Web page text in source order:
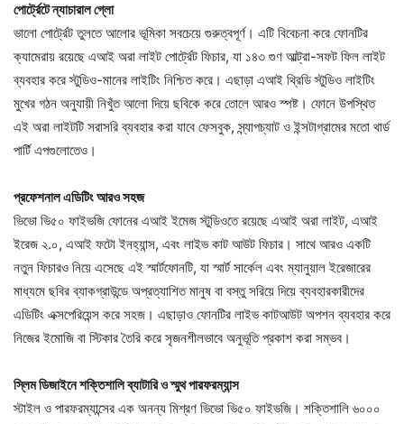
পোর্ট্রেটে ন্যাচারাল গ্লো
ভালো পোর্ট্রেট তুলতে আলোর ভূমিকা সবচেয়ে গুরুত্বপূর্ণ। এটি বিবেচনা করে ফোনটির
ক্যামেরায় রয়েছে এআই অরা লাইট পোর্ট্রেট ফিচার, যা ১৪৩ গুণ আল্ট্রা-সফট ফিল লাইট
ব্যবহার করে স্টুডিও-মানের লাইটিং নিশ্চিত করে। এছাড়া এআই থ্রিডি স্টুডিও লাইটিং
মুখের গঠন অনুযায়ী নিখুঁত আলো দিয়ে ছবিকে করে তোলে আরও স্পষ্ট। ফোনে উপস্থিত
এই অরা লাইটটি সরাসরি ব্যবহার করা যাবে ফেসবুক, স্ন্যাপচ্যাট ও ইন্সটাগ্রামের মতো থার্ড
পার্টি এপগুলোতেও।
প্রফেশনাল এডিটিং আরও সহজ
ভিভো ভি৫০ ফাইভজি ফোনের এআই ইমেজ স্টুডিওতে রয়েছে এআই অরা লাইট, এআই
ইরেজ ২.০, এআই ফটো ইনহ্যান্স, এবং লাইভ কাট আউট ফিচার। সাথে আরও একটি
নতুন ফিচারও নিয়ে এসেছে এই স্মার্টফোনটি, যা স্মার্ট সার্কেল এবং ম্যানুয়াল ইরেজারের
মাধ্যমে ছবির ব্যাকগ্রাউন্ডে অপ্রত্যাশিত মানুষ বা বস্তু সরিয়ে দিয়ে ব্যবহারকারীদের
এডিটিং এক্সপেরিয়েন্স করে সহজ। এছাড়াও ফোনটির লাইভ কাটআউট অপশন ব্যবহার করে
নিজের ইমোজি বা স্টিকার তৈরি করে সৃজনশীলভাবে অনুভূতি প্রকাশ করা সম্ভব।
স্লিম ডিজাইনে শক্তিশালি ব্যাটারি ও স্মুথ পারফরম্যান্স
স্টাইল ও পারফরম্যান্সের এক অনন্য মিশ্রণ ভিভো ভি৫০ ফাইভজি। শক্তিশালি ৬০০০